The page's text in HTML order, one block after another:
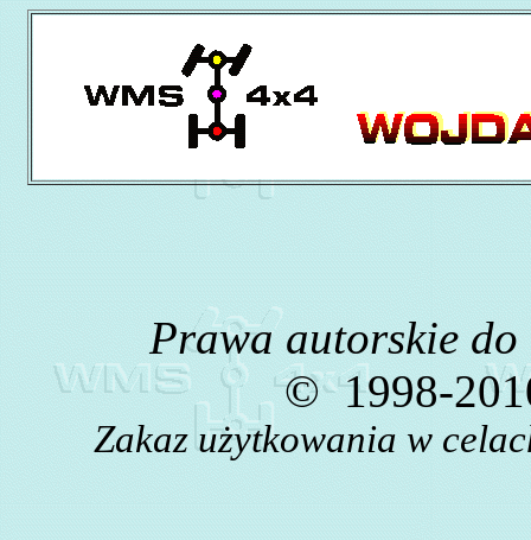
Prawa autorskie
©1998-
Zakaz użytkowania w